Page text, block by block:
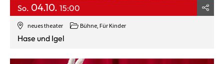
neues theater Bühne Für Kinder
So. 04.10. 15:00
Hase und Igel